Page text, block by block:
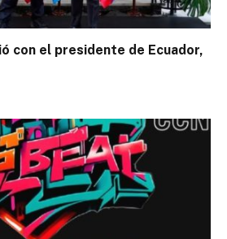
con el presidente de Ecuador,